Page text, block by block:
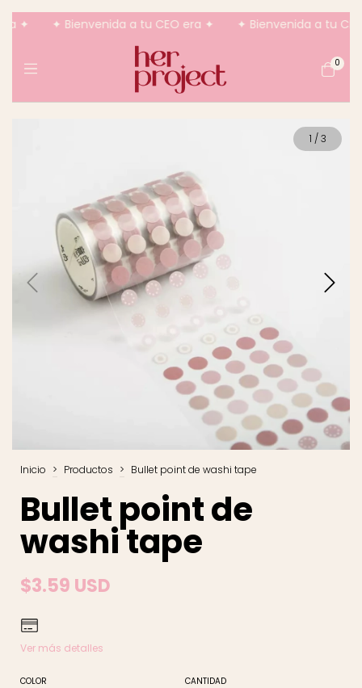
✦ ✦ Bienvenida a tu CEO era ✦ ✦ Bienvenida a tu CEO
0
1 /3
Inicio > Productos > Bullet point de washi tape
Bullet point de
washi tape
$3.59 USD
Ver más detalles
COLOR CANTIDAD